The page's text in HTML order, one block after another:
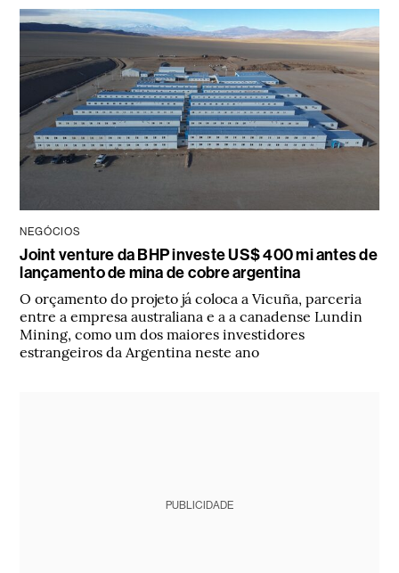
NEGÓCIOS
Joint venture da BHP investe US$ 400 mi antes de
lançamento de mina de cobre argentina
O orçamento do projeto já coloca a Vicuña, parceria
entre a empresa australiana e a a canadense Lundin
Mining, como um dos maiores investidores
estrangeiros da Argentina neste ano
PUBLICIDADE